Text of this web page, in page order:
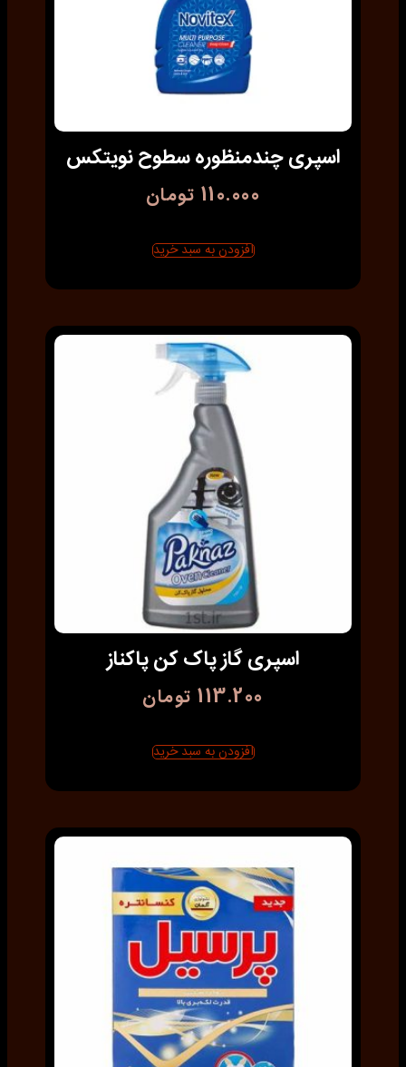
اسپری چندمنظوره سطوح نویتکس
110.000 تومان
افزودن به سبد خرید
اسپری گاز پاک کن پاکناز
113.200 تومان
افزودن به سبد خرید